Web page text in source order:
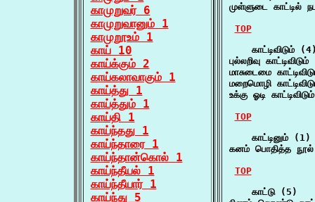
காமுறுவர் 6
காமுறுவானும் 1
காமுறூஉம் 1
காய் 10
காய்க்கும் 2
காய்கலாவாகும் 1
காய்த்து 1
காய்த்தும் 1
காய்தி 1
காய்ந்தது 1
காய்ந்தாரை 1
காய்ந்தான்கொல் 1
காய்ந்தீயல் 1
காய்ந்தீயார் 1
காய்ந்து 5
முள்ளுடை
TOP
காட்டிவிடும்
புல்லறிவு
மாசுடைமை
மறைமொழி
உக்கு ஓடி
TOP
    காட்டினும் (1)
கனம் பொதித்த நூல்
TOP
    காட்டு (5)